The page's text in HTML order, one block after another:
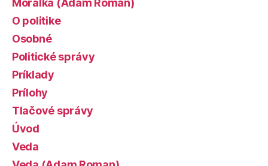
Morálka (Adam Roman)
O politike
Osobné
Politické správy
Príklady
Prílohy
Tlačové správy
Úvod
Veda